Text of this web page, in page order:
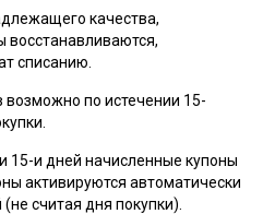
качества,
восстанавливаются,
списанию.
возможно по истечении 15-
15-и дней начисленные купоны
активируются автоматически
считая дня покупки).